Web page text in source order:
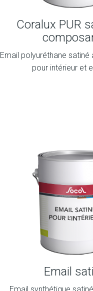
Coralux PUR
Email polyuréthane
pour intérieur et
Email
Email synthétique